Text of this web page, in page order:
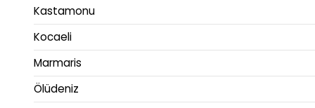
Kastamonu
Kocaeli
Marmaris
Ölüdeniz